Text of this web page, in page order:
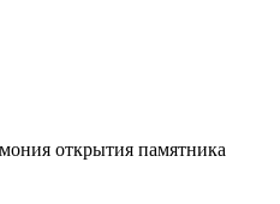
открытия памятника